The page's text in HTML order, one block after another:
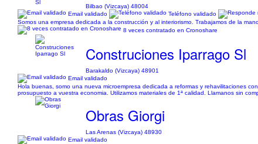
Bilbao (Vizcaya) 48004
Email validado
Teléfono validado
Somos una empresa dedicada a la construcción y al interiorismo. Trabajamos de la
8 veces contratado en Cronoshare
Construciones Iparrago Sl
Barakaldo (Vizcaya) 48901
Email validado
Hola buenas, somo una nueva microempresa dedicada a reformas y rehavilitaciones
prosupuesto a vuestra economia. Utilizamos materiales de 1ª calidad. Llamanos sin
Obras Giorgi
Las Arenas (Vizcaya) 48930
Email validado